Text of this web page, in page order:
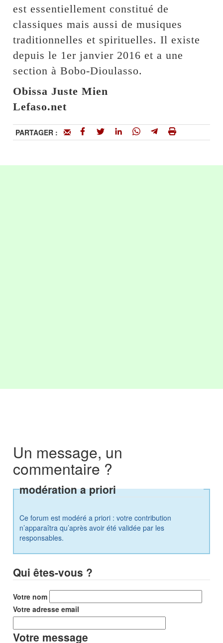
est essentiellement constitué de
classiques mais aussi de musiques
traditionnelles et spirituelles. Il existe
depuis le 1er janvier 2016 et a une
section à Bobo-Dioulasso.
Obissa Juste Mien
Lefaso.net
PARTAGER :
Un message, un
commentaire ?
modération a priori
Ce forum est modéré a priori : votre contribution
n’apparaîtra qu’après avoir été validée par les
responsables.
Qui êtes-vous ?
Votre nom
Votre adresse email
Votre message